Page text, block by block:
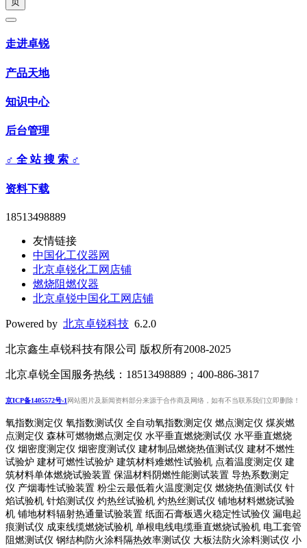
走进卓锐
产品天地
知识中心
后台管理
♂ 全 站 搜 索 ♂
资料下载
18513498889
友情链接
中国化工仪器网
北京卓锐化工网店铺
燃烧阻燃仪器
北京卓锐中国化工网店铺
Powered by 北京卓锐科技 6.2.0
北京鑫生卓锐科技有限公司 版权所有2008-2025
北京卓锐全国服务热线：18513498889；400-886-3817
京ICP备1405572号-1网站图片及新闻资料部分来源于合作商及网络，如有不当联系我们立即删除！
氧指数测定仪 氧指数测试仪 全自动氧指数测定仪 燃点测定仪 煤炭燃
点测定仪 森林可燃物燃点测定仪 水平垂直燃烧测试仪 水平垂直燃烧
仪 烟密度测定仪 烟密度测试仪 建材制品燃烧热值测试仪 建材不燃性
试验炉 建材可燃性试验炉 建筑材料难燃性试验机 点着温度测定仪 建
筑材料单体燃烧试验装置 保温材料阴燃性能测试装置 导热系数测定
仪 产烟毒性试验装置 粉尘云最低着火温度测定仪 燃烧热值测试仪 针
焰试验机 针焰测试仪 灼热丝试验机 灼热丝测试仪 铺地材料燃烧试验
机 铺地材料辐射热通量试验装置 纸面石膏板遇火稳定性试验仪 漏电起
痕测试仪 成束线缆燃烧试验机 单根电线电缆垂直燃烧试验机 电工套管
阻燃测试仪 钢结构防火涂料隔热效率测试仪 大板法防火涂料测试仪 小